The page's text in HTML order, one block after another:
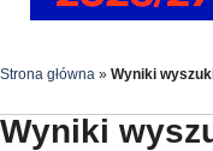
Strona główna » Wyniki
Wyniki